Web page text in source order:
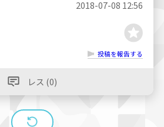
2018-07-08 12:56
投稿を報告する
レス (0)